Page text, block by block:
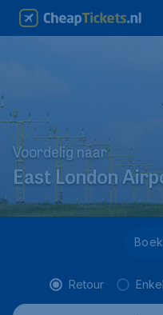
Voordelig naar
East London
Retour